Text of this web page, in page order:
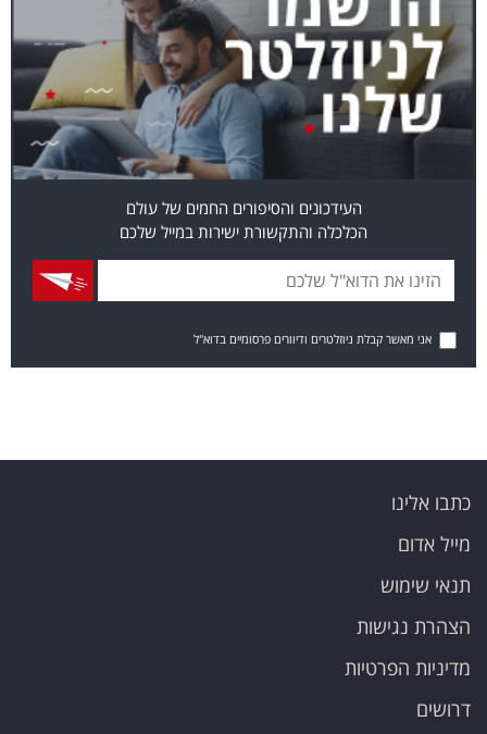
העידכונים והסיפורים החמים של עולם
הכלכלה והתקשורת ישירות במייל שלכם
אני מאשר קבלת ניוזלטרים ודיוורים פרסומיים בדוא"ל
כתבו אלינו
מייל אדום
תנאי שימוש
הצהרת נגישות
מדיניות הפרטיות
דרושים